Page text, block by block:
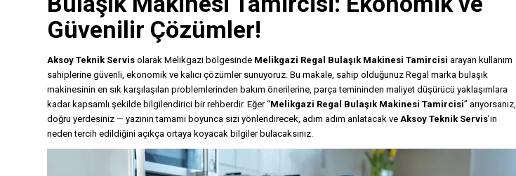
Güvenilir Çözümler!
Aksoy Teknik Servis olarak Melikgazi bölgesinde Melikgazi Regal Bulaşık Makinesi Tamircisi arayan kullanım
sahiplerine güvenli, ekonomik ve kalıcı çözümler sunuyoruz. Bu makale, sahip olduğunuz Regal marka bulaşık
makinesinin en sık karşılaşılan problemlerinden bakım önerilerine, parça temininden maliyet düşürücü yaklaşımlara
kadar kapsamlı şekilde bilgilendirici bir rehberdir. Eğer “Melikgazi Regal Bulaşık Makinesi Tamircisi” arıyorsanız,
doğru yerdesiniz — yazının tamamı boyunca sizi yönlendirecek, adım adım anlatacak ve Aksoy Teknik Servis’in
neden tercih edildiğini açıkça ortaya koyacak bilgiler bulacaksınız.